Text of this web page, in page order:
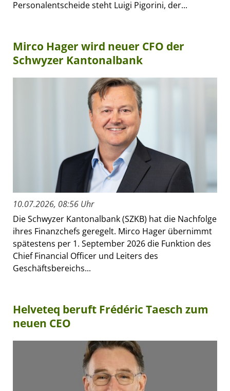
Personalentscheide steht Luigi Pigorini, der...
Mirco Hager wird neuer CFO der
Schwyzer Kantonalbank
10.07.2026, 08:56 Uhr
Die Schwyzer Kantonalbank (SZKB) hat die Nachfolge
ihres Finanzchefs geregelt. Mirco Hager übernimmt
spätestens per 1. September 2026 die Funktion des
Chief Financial Officer und Leiters des
Geschäftsbereichs...
Helveteq beruft Frédéric Taesch zum
neuen CEO